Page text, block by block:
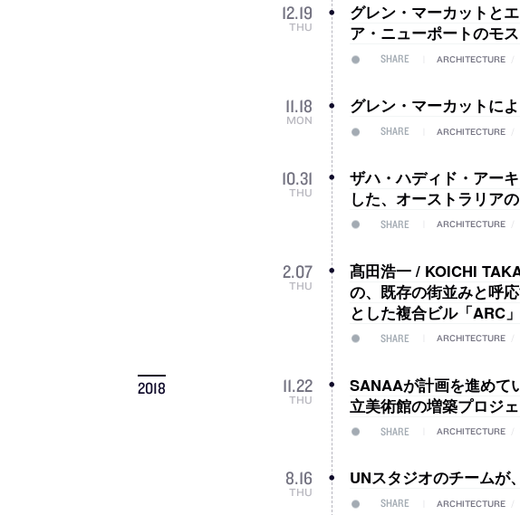
12.19
THU
グレン・マーカットと
ア・ニューポートのモ
SHARE ARCHITECTURE
11.18
MON
グレン・マーカットに
SHARE ARCHITECTURE
10.31
THU
ザハ・ハディド・アー
した、オーストラリア
SHARE ARCHITECTURE
2.07
THU
髙田浩一 / KOICHI
の、既存の街並みと呼
とした複合ビル「ARC
SHARE ARCHITECTURE
2018 11.22
THU
SANAAが計画を進めて
立美術館の増築プロジ
SHARE ARCHITECTURE
8.16
THU
UNスタジオのチームが
SHARE ARCHITECTURE